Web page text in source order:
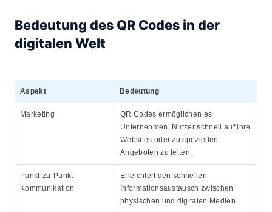
Bedeutung des QR Codes in der
digitalen Welt
Aspekt Bedeutung
Marketing
QR Codes ermöglichen es
Unternehmen, Nutzer schnell auf ihre
Websites oder zu speziellen
Angeboten zu leiten.
Punkt-zu-Punkt
Kommunikation
Erleichtert den schnellen
Informationsaustausch zwischen
physischen und digitalen Medien.